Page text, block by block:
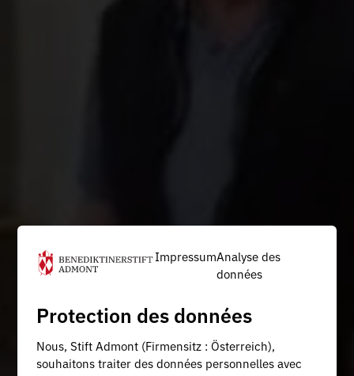
ImpressumAnalyse des
données
Protection des données
Nous, Stift Admont (Firmensitz : Österreich),
souhaitons traiter des données personnelles avec